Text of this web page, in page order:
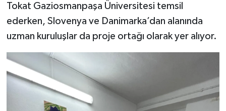
Tokat Gaziosmanpaşa Üniversitesi temsil
ederken, Slovenya ve Danimarka’dan alanında
uzman kuruluşlar da proje ortağı olarak yer alıyor.